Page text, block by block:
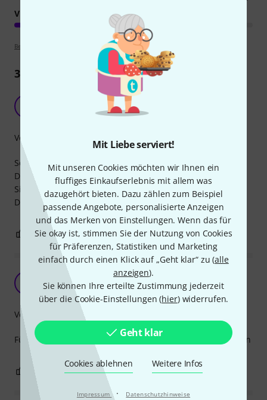
Mit Liebe serviert!
Mit unseren Cookies möchten wir Ihnen ein
fluffiges Einkaufserlebnis mit allem was
dazugehört bieten. Dazu zählen zum Beispiel
passende Angebote, personalisierte Anzeigen
und das Merken von Einstellungen. Wenn das für
Sie okay ist, stimmen Sie der Nutzung von Cookies
für Präferenzen, Statistiken und Marketing
einfach durch einen Klick auf „Geht klar“ zu (alle
anzeigen).
Sie können Ihre erteilte Zustimmung jederzeit
über die Cookie-Einstellungen (hier) widerrufen.
Geht klar
Cookies ablehnen Weitere Infos
Impressum · Datenschutzhinweise
VERARBEITUNG
Bewertungsrichtlinien
3Rezensionen
Gut und Günstig
drecksound 20.02.2020
Sehr schön verarbeitet, Preis Gewaltig.
Dient bei mir im Studio als Deckensegel,riecht etwas nach
Silikonessig wird aber jeden Tag besser.
Danke an die Thomänner und Frauen
Verarbeitung
0 BEWERTUNG MELDEN
Toll verarbeitet
tobib33 01.10.2021
Für den Preis genial, schönen reinweiß und praktische ösen
Verarbeitung
0 BEWERTUNG MELDEN